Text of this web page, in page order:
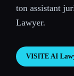
🎓Étudiants
ton assistant
Lawyer.
VISITE AI